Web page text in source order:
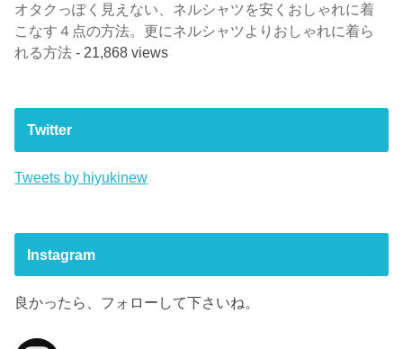
オタクっぽく見えない、ネルシャツを安くおしゃれに着
こなす４点の方法。更にネルシャツよりおしゃれに着ら
れる方法 - 21,868 views
Twitter
Tweets by hiyukinew
Instagram
良かったら、フォローして下さいね。